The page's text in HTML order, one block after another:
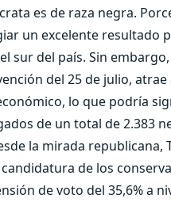
es de raza negra.
un excelente resultado
sur del país. Sin
del 25 de julio,
lo que podría
de un total de 2.383
la mirada
de los
de voto del 35,6% a